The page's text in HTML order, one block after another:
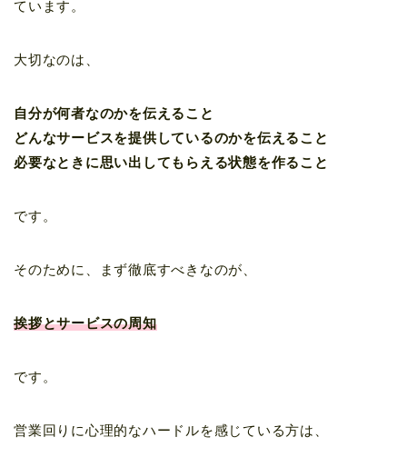
ています。
大切なのは、
自分が何者なのかを伝えること
どんなサービスを提供しているのかを伝えること
必要なときに思い出してもらえる状態を作ること
です。
そのために、まず徹底すべきなのが、
挨拶とサービスの周知
です。
営業回りに心理的なハードルを感じている方は、